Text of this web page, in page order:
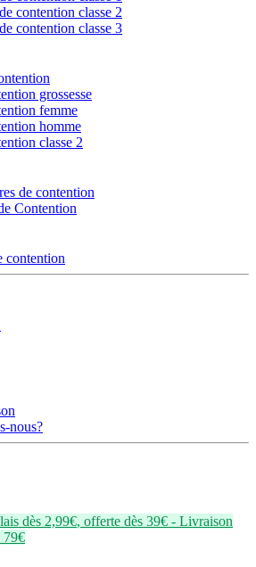
contention classe 2
contention classe 3
grossesse
femme
homme
classe 2
de contention
Contention
contention
nous?
dès 2,99€, offerte dès 39€ - Livraison
79€